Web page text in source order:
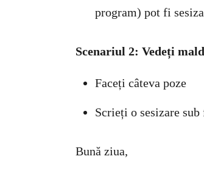
program) pot fi
Scenariul 2: Vedeți
Faceți câteva poze
Scrieți o sesizare
Bună ziua,